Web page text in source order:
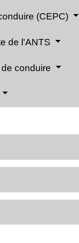
(CEPC)
de l'ANTS
conduire